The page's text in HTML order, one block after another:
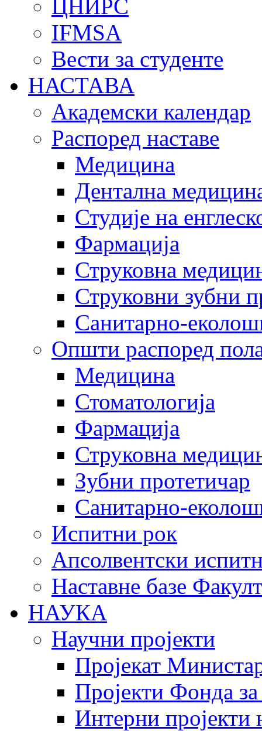
ЦНИРС
IFMSA
Вести за студенте
НАСТАВА
Академски календар
Распоред наставе
Медицина
Дентална
Студије на
Фармација
Струковна
Струковни зубни
Санитарно-
Општи распоред
Медицина
Стоматологија
Фармација
Струковна
Зубни протетичар
Санитарно-
Испитни рок
Апсолвентски
Наставне базе
НАУКА
Научни пројекти
Пројекат
Пројекти Фонда
Интерни пројекти